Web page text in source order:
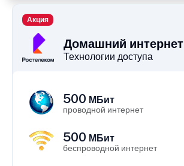
Домашний интернет
Технологии доступа
Акция
500 МБит
проводной интернет
500 МБит
беспроводной интернет